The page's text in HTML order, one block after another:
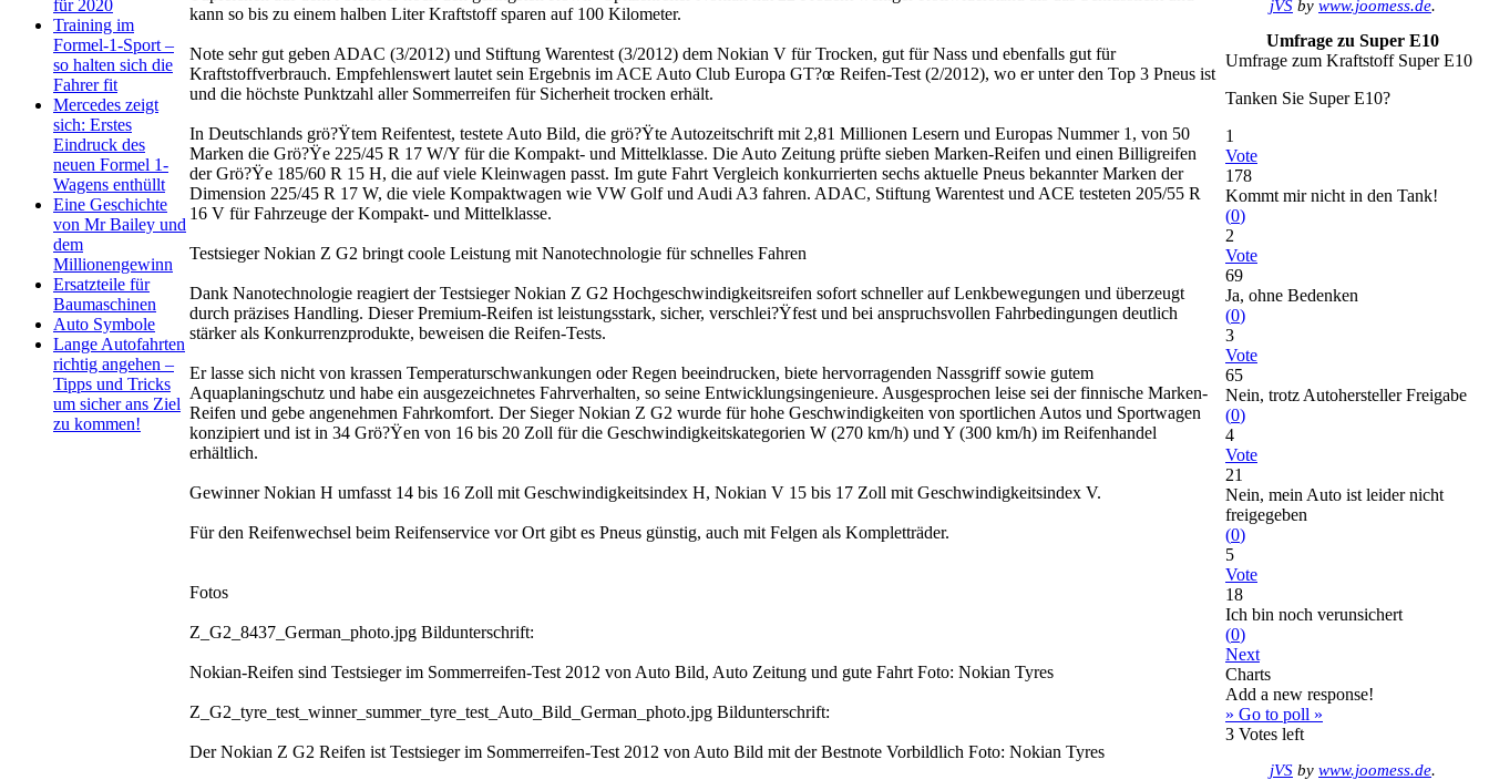
für 2020
Training im
Formel-1-Sport –
so halten sich die
Fahrer fit
Mercedes zeigt
sich: Erstes
Eindruck des
neuen Formel 1-
Wagens enthüllt
Eine Geschichte
von Mr Bailey und
dem
Millionengewinn
Ersatzteile für
Baumaschinen
Auto Symbole
Lange Autofahrten
richtig angehen –
Tipps und Tricks
um sicher ans Ziel
zu kommen!
kann so bis zu einem halben Liter Kraftstoff sparen auf 100 Kilometer.
Note sehr gut geben ADAC (3/2012) und Stiftung Warentest (3/2012) dem Nokian V für Trocken, gut für Nass und ebenfalls gut für
Kraftstoffverbrauch. Empfehlenswert lautet sein Ergebnis im ACE Auto Club Europa GT?œ Reifen-Test (2/2012), wo er unter den Top 3 Pneus ist
und die höchste Punktzahl aller Sommerreifen für Sicherheit trocken erhält.
In Deutschlands grö?Ÿtem Reifentest, testete Auto Bild, die grö?Ÿte Autozeitschrift mit 2,81 Millionen Lesern und Europas Nummer 1, von 50
Marken die Grö?Ÿe 225/45 R 17 W/Y für die Kompakt- und Mittelklasse. Die Auto Zeitung prüfte sieben Marken-Reifen und einen Billigreifen
der Grö?Ÿe 185/60 R 15 H, die auf viele Kleinwagen passt. Im gute Fahrt Vergleich konkurrierten sechs aktuelle Pneus bekannter Marken der
Dimension 225/45 R 17 W, die viele Kompaktwagen wie VW Golf und Audi A3 fahren. ADAC, Stiftung Warentest und ACE testeten 205/55 R
16 V für Fahrzeuge der Kompakt- und Mittelklasse.
Testsieger Nokian Z G2 bringt coole Leistung mit Nanotechnologie für schnelles Fahren
Dank Nanotechnologie reagiert der Testsieger Nokian Z G2 Hochgeschwindigkeitsreifen sofort schneller auf Lenkbewegungen und überzeugt
durch präzises Handling. Dieser Premium-Reifen ist leistungsstark, sicher, verschlei?Ÿfest und bei anspruchsvollen Fahrbedingungen deutlich
stärker als Konkurrenzprodukte, beweisen die Reifen-Tests.
Er lasse sich nicht von krassen Temperaturschwankungen oder Regen beeindrucken, biete hervorragenden Nassgriff sowie gutem
Aquaplaningschutz und habe ein ausgezeichnetes Fahrverhalten, so seine Entwicklungsingenieure. Ausgesprochen leise sei der finnische Marken-
Reifen und gebe angenehmen Fahrkomfort. Der Sieger Nokian Z G2 wurde für hohe Geschwindigkeiten von sportlichen Autos und Sportwagen
konzipiert und ist in 34 Grö?Ÿen von 16 bis 20 Zoll für die Geschwindigkeitskategorien W (270 km/h) und Y (300 km/h) im Reifenhandel
erhältlich.
Gewinner Nokian H umfasst 14 bis 16 Zoll mit Geschwindigkeitsindex H, Nokian V 15 bis 17 Zoll mit Geschwindigkeitsindex V.
Für den Reifenwechsel beim Reifenservice vor Ort gibt es Pneus günstig, auch mit Felgen als Kompletträder.
Fotos
Z_G2_8437_German_photo.jpg Bildunterschrift:
Nokian-Reifen sind Testsieger im Sommerreifen-Test 2012 von Auto Bild, Auto Zeitung und gute Fahrt Foto: Nokian Tyres
Z_G2_tyre_test_winner_summer_tyre_test_Auto_Bild_German_photo.jpg Bildunterschrift:
Der Nokian Z G2 Reifen ist Testsieger im Sommerreifen-Test 2012 von Auto Bild mit der Bestnote Vorbildlich Foto: Nokian Tyres
jVS by www.joomess.de.
Umfrage zu Super E10
Umfrage zum Kraftstoff Super E10
Tanken Sie Super E10?
1
Vote
178
Kommt mir nicht in den Tank!
(0)
2
Vote
69
Ja, ohne Bedenken
(0)
3
Vote
65
Nein, trotz Autohersteller Freigabe
(0)
4
Vote
21
Nein, mein Auto ist leider nicht
freigegeben
(0)
5
Vote
18
Ich bin noch verunsichert
(0)
Next
Charts
Add a new response!
» Go to poll »
3 Votes left
jVS by www.joomess.de.